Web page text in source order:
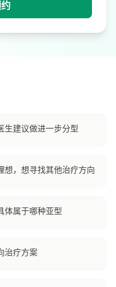
生建议做进一步分型
想，想寻找其他治疗方向
体属于哪种亚型
治疗方案